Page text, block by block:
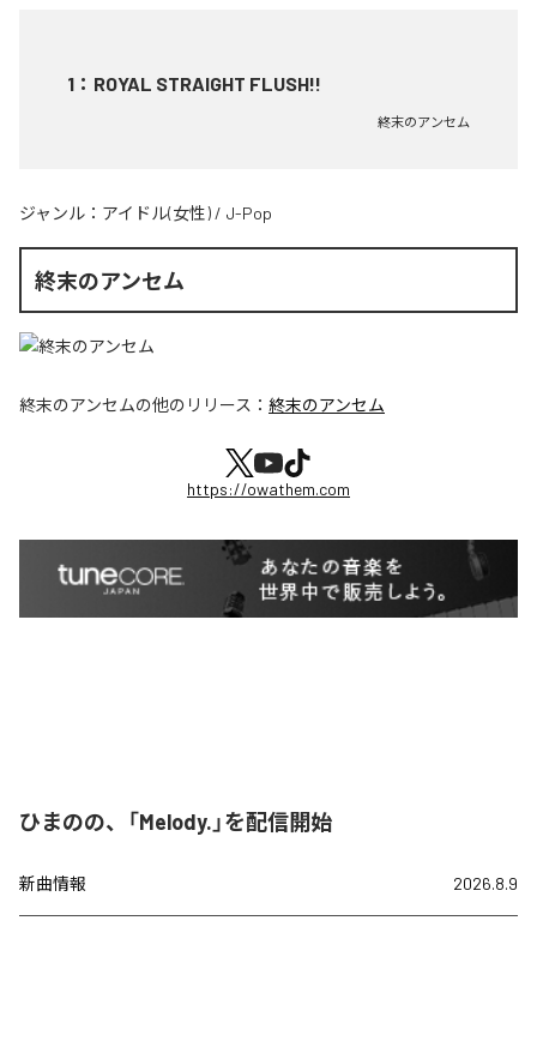
1 ： ROYAL STRAIGHT FLUSH!!
終末のアンセム
ジャンル： アイドル(女性) / J-Pop
終末のアンセム
終末のアンセムの他のリリース： 終末のアンセム
https://owathem.com
ひまのの、「Melody.」を配信開始
新曲情報 2026.8.9